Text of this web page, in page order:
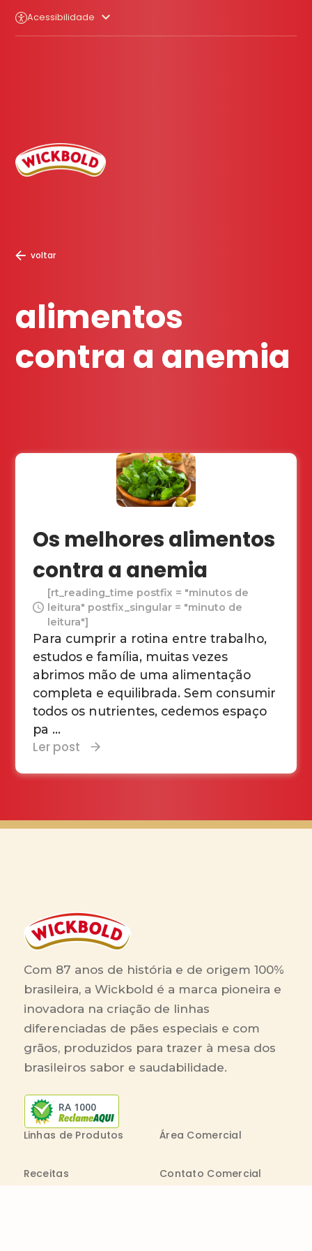
Acessibilidade
voltar
alimentos
contra a anemia
Os melhores alimentos
contra a anemia
[rt_reading_time postfix = "minutos de
leitura" postfix_singular = "minuto de
leitura"]
Para cumprir a rotina entre trabalho,
estudos e família, muitas vezes
abrimos mão de uma alimentação
completa e equilibrada. Sem consumir
todos os nutrientes, cedemos espaço
pa ...
Ler post
Com 87 anos de história e de origem 100%
brasileira, a Wickbold é a marca pioneira e
inovadora na criação de linhas
diferenciadas de pães especiais e com
grãos, produzidos para trazer à mesa dos
brasileiros sabor e saudabilidade.
RA 1000
Linhas de Produtos Área Comercial
Receitas Contato Comercial